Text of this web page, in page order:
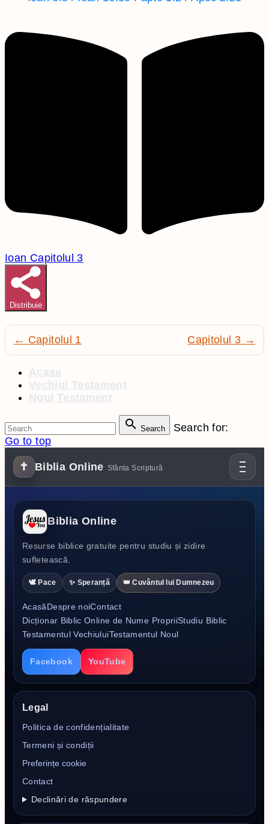
Ioan Capitolul 3
Distribuie
← Capitolul 1 Capitolul 3 →
Acasa
Vechiul Testament
Noul Testament
Search
Search for:
Go to top
✝ Biblia Online Sfânta Scriptură
Biblia Online
Resurse biblice gratuite pentru studiu și zidire
sufletească.
🕊️ Pace ✨ Speranță 👑 Cuvântul lui Dumnezeu
AcasăDespre noiContact
Dicționar Biblic Online de Nume PropriiStudiu Biblic
Testamentul VechiuluiTestamentul Noul
Facebook YouTube
Legal
Politica de confidențialitate
Termeni și condiții
Preferințe cookie
Contact
Declinări de răspundere